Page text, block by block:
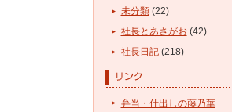
未分類(22)
社長とあさがお (42)
社長日記(218)
弁当・仕出しの藤乃華